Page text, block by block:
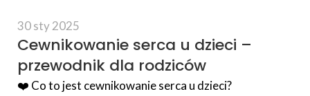
30 sty 2025
Cewnikowanie serca u dzieci –
przewodnik dla rodziców
❤️ Co to jest cewnikowanie serca u dzieci?